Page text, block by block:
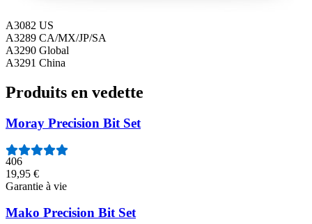
A3082 US
A3289 CA/MX/JP/SA
A3290 Global
A3291 China
Produits en vedette
Moray Precision Bit Set
406
19,95 €
Garantie à vie
Mako Precision Bit Set